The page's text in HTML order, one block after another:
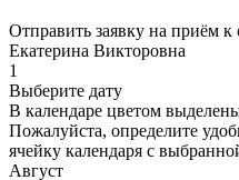
Отправить заявку на приём к
Екатерина Викторовна
1
Выберите дату
В календаре цветом
Пожалуйста, определите
ячейку календаря с
Август